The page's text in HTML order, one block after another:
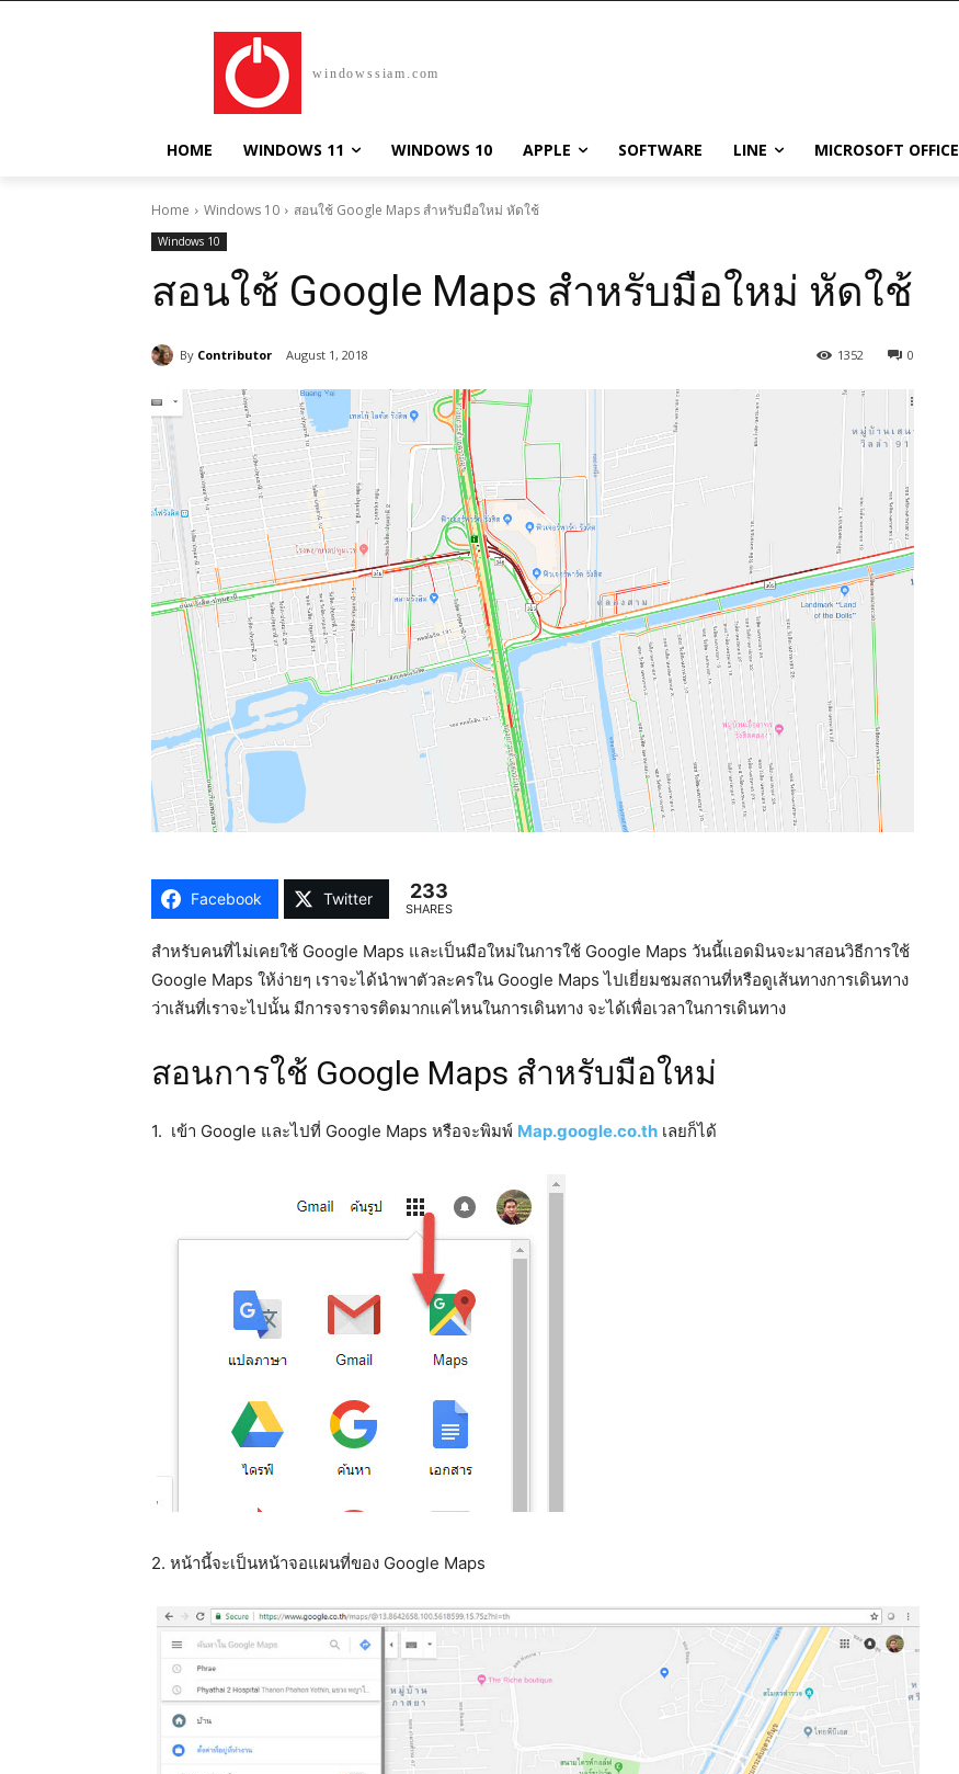
windowssiam.com
HOME WINDOWS 11 WINDOWS 10 APPLE SOFTWARE LINE MICROSOFT OFFICE
Home Windows 10 สอนใช้ Google Maps สำหรับมือใหม่ หัดใช้
Windows 10
สอนใช้ Google Maps สำหรับมือใหม่ หัดใช้
By Contributor August 1, 2018 0
1352
Facebook Twitter 233
SHARES
สำหรับคนที่ไม่เคยใช้ Google Maps และเป็นมือใหม่ในการใช้ Google Maps วันนี้แอดมินจะมาสอนวิธีการใช้
Google Maps ให้ง่ายๆ เราจะได้นำพาตัวละครใน Google Maps ไปเยี่ยมชมสถานที่หรือดูเส้นทางการเดินทาง
ว่าเส้นที่เราจะไปนั้น มีการจราจรติดมากแค่ไหนในการเดินทาง จะได้เพื่อเวลาในการเดินทาง
สอนการใช้ Google Maps สำหรับมือใหม่
1. เข้า Google และไปที่ Google Maps หรือจะพิมพ์ Map.google.co.th เลยก็ได้
2. หน้านี้จะเป็นหน้าจอแผนที่ของ Google Maps